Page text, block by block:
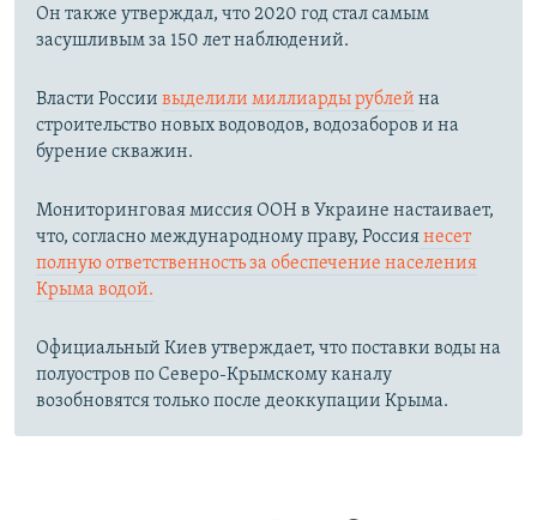
Он также утверждал, что 2020 год стал самым
засушливым за 150 лет наблюдений.​
Власти России выделили миллиарды рублей на
строительство новых водоводов, водозаборов и на
бурение скважин.
Мониторинговая миссия ООН в Украине настаивает,
что, согласно международному праву, Россиянесет
полную ответственность за обеспечение населения
Крыма водой.
Официальный Киев утверждает, что поставки воды на
полуостров по Северо-Крымскому каналу
возобновятся только после деоккупации Крыма.